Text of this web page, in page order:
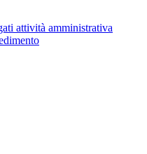
attività amministrativa